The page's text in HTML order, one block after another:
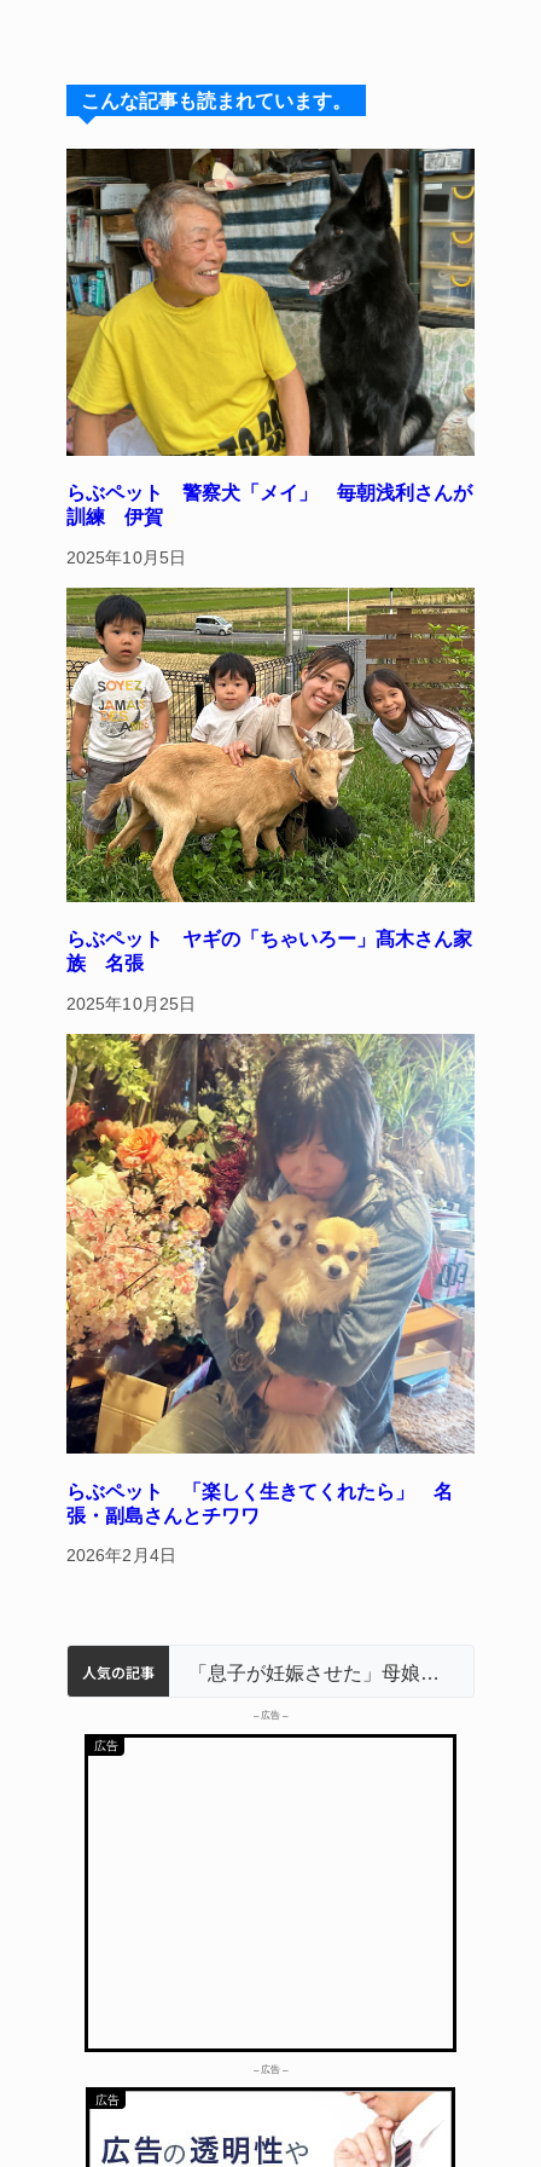
s
k
y
a
d
s
e
b
o
o
k
e
st
こんな記事も読まれています。
らぶペット 警察犬「メイ」 毎朝浅利さんが
訓練 伊賀
2025年10月5日
らぶペット ヤギの「ちゃいろー」髙木さん家
族 名張
2025年10月25日
らぶペット 「楽しく生きてくれたら」 名
張・副島さんとチワワ
2026年2月4日
人気の記事
名張市水道料金47％値上げへ 答申案、審議会で大筋まとまる
名張市立病院のDMAT、熊本地震の被災地へ 能登以来3回目の派遣
特産「白鳳梨」の出荷最盛期 直売所にぎわう 伊賀
伊賀市の初代市長・今岡睦之さん死去 87歳 「息子が妊娠させた」母娘だまされ400万円詐欺被害 名張
– 広告 –
– 広告 –